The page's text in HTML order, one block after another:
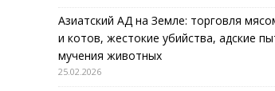
Азиатский АД на Земле: торговля
и котов, жестокие убийства, адские
мучения животных
25.02.2026